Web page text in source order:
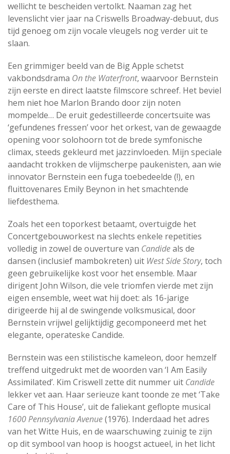
wellicht te bescheiden vertolkt. Naaman zag het
levenslicht vier jaar na Criswells Broadway-debuut, dus
tijd genoeg om zijn vocale vleugels nog verder uit te
slaan.
Een grimmiger beeld van de Big Apple schetst
vakbondsdrama On the Waterfront, waarvoor Bernstein
zijn eerste en direct laatste filmscore schreef. Het beviel
hem niet hoe Marlon Brando door zijn noten
mompelde… De eruit gedestilleerde concertsuite was
‘gefundenes fressen’ voor het orkest, van de gewaagde
opening voor solohoorn tot de brede symfonische
climax, steeds gekleurd met jazzinvloeden. Mijn speciale
aandacht trokken de vlijmscherpe paukenisten, aan wie
innovator Bernstein een fuga toebedeelde (!), en
fluittovenares Emily Beynon in het smachtende
liefdesthema.
Zoals het een toporkest betaamt, overtuigde het
Concertgebouworkest na slechts enkele repetities
volledig in zowel de ouverture van Candideals de
dansen (inclusief mambokreten) uit West Side Story, toch
geen gebruikelijke kost voor het ensemble. Maar
dirigent John Wilson, die vele triomfen vierde met zijn
eigen ensemble, weet wat hij doet: als 16-jarige
dirigeerde hij al de swingende volksmusical, door
Bernstein vrijwel gelijktijdig gecomponeerd met het
elegante, operateske Candide.
Bernstein was een stilistische kameleon, door hemzelf
treffend uitgedrukt met de woorden van ‘I Am Easily
Assimilated’. Kim Criswell zette dit nummer uit Candide
lekker vet aan. Haar serieuze kant toonde ze met ‘Take
Care of This House’, uit de faliekant geflopte musical
1600 Pennsylvania Avenue(1976). Inderdaad het adres
van het Witte Huis, en de waarschuwing zuinig te zijn
op dit symbool van hoop is hoogst actueel, in het licht